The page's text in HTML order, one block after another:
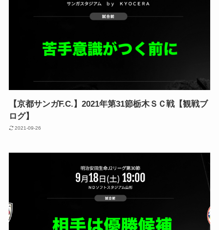
【京都サンガF.C.】2021年第31節栃木ＳＣ戦【観戦ブ
ログ】
2021-09-26